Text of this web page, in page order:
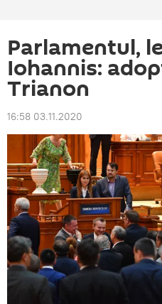
Parlamentul,
Iohannis:
Trianon
16:58 03.11.2020